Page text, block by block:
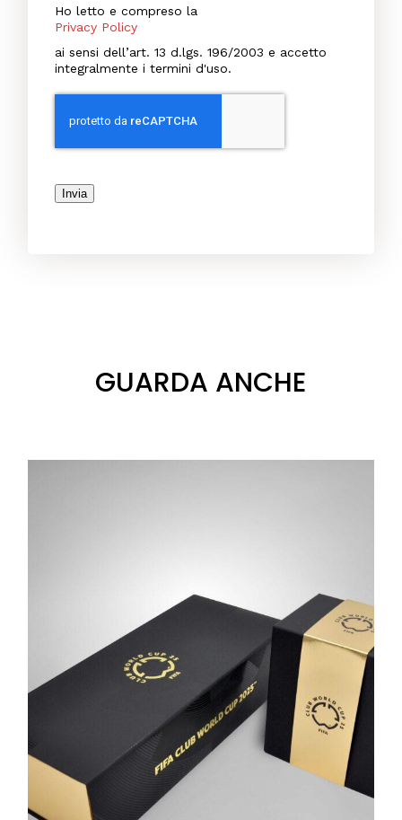
Ho letto e compreso la
Privacy Policy
ai sensi dell’art. 13 d.lgs. 196/2003 e accetto
integralmente i termini d'uso.
Invia
GUARDA ANCHE